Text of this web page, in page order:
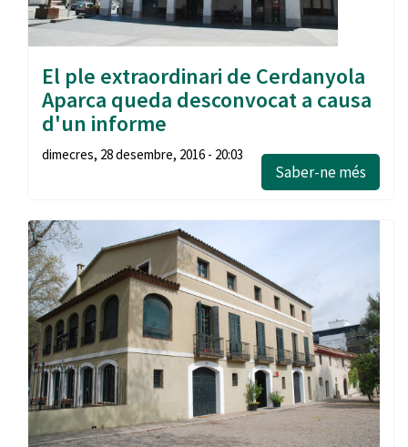
El ple extraordinari de Cerdanyola
Aparca queda desconvocat a causa
d'un informe
dimecres, 28 desembre, 2016 - 20:03
Saber-ne més